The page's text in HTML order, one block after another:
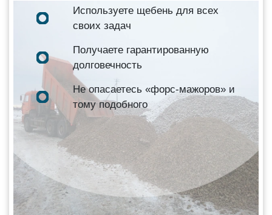
Используете щебень для всех
своих задач
Получаете гарантированную
долговечность
Не опасаетесь «форс-мажоров» и
тому подобного